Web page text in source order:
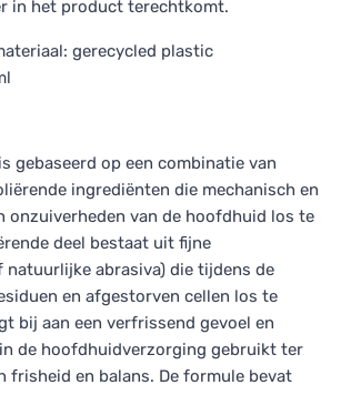
in het product terechtkomt.
gerecycled plastic
gebaseerd op een combinatie van
ingrediënten die mechanisch en
onzuiverheden van de hoofdhuid los te
deel bestaat uit fijne
natuurlijke abrasiva) die tijdens de
en afgestorven cellen los te
bij aan een verfrissend gevoel en
de hoofdhuidverzorging gebruikt ter
frisheid en balans. De formule bevat